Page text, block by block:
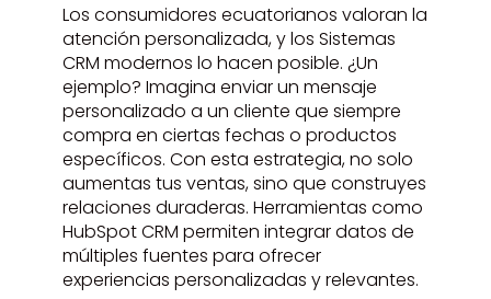
Los consumidores ecuatorianos valoran la
atención personalizada, y los Sistemas
CRM modernos lo hacen posible. ¿Un
ejemplo? Imagina enviar un mensaje
personalizado a un cliente que siempre
compra en ciertas fechas o productos
específicos. Con esta estrategia, no solo
aumentas tus ventas, sino que construyes
relaciones duraderas. Herramientas como
HubSpot CRM permiten integrar datos de
múltiples fuentes para ofrecer
experiencias personalizadas y relevantes.